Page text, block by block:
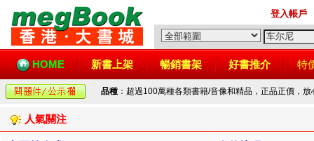
登入帳戶
HOME 新書上架 暢銷書架 好書推介 特
品種 ：超過100萬種各類書籍/音像和精品，正品正價，
人氣關注